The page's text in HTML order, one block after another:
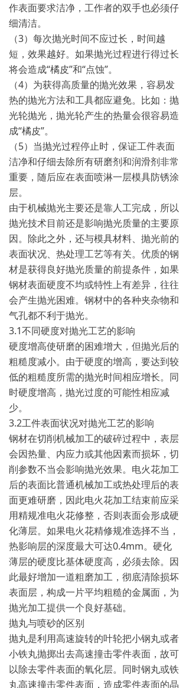
作表面要求洁净，工作者的双手也必须仔
细清洁。
（3）每次抛光时间不应过长，时间越
短，效果越好。如果抛光过程进行得过长
将会造成“橘皮”和“点蚀”。
（4）为获得高质量的抛光效果，容易发
热的抛光方法和工具都应避免。比如：抛
光轮抛光，抛光轮产生的热量会很容易造
成“橘皮”。
（5）当抛光过程停止时，保证工件表面
洁净和仔细去除所有研磨剂和润滑剂非常
重要，随后应在表面喷淋一层模具防锈涂
层。
由于机械抛光主要还是靠人工完成，所以
抛光技术目前还是影响抛光质量的主要原
因。除此之外，还与模具材料、抛光前的
表面状况、热处理工艺等有关。优质的钢
材是获得良好抛光质量的前提条件，如果
钢材表面硬度不均或特性上有差异，往往
会产生抛光困难。钢材中的各种夹杂物和
气孔都不利于抛光。
3.1不同硬度对抛光工艺的影响
硬度增高使研磨的困难增大，但抛光后的
粗糙度减小。由于硬度的增高，要达到较
低的粗糙度所需的抛光时间相应增长。同
时硬度增高，抛光过度的可能性相应减
少。
3.2工件表面状况对抛光工艺的影响
钢材在切削机械加工的破碎过程中，表层
会因热量、内应力或其他因素而损坏，切
削参数不当会影响抛光效果。电火花加工
后的表面比普通机械加工或热处理后的表
面更难研磨，因此电火花加工结束前应采
用精规准电火花修整，否则表面会形成硬
化薄层。如果电火花精修规准选择不当，
热影响层的深度最大可达0.4mm。硬化
薄层的硬度比基体硬度高，必须去除。因
此最好增加一道粗磨加工，彻底清除损坏
表面层，构成一片平均粗糙的金属面，为
抛光加工提供一个良好基础。
抛丸与喷砂的区别
抛丸是利用高速旋转的叶轮把小钢丸或者
小铁丸抛掷出去高速撞击零件表面，故可
以除去零件表面的氧化层。同时钢丸或铁
丸高速撞击零件表面，造成零件表面的晶